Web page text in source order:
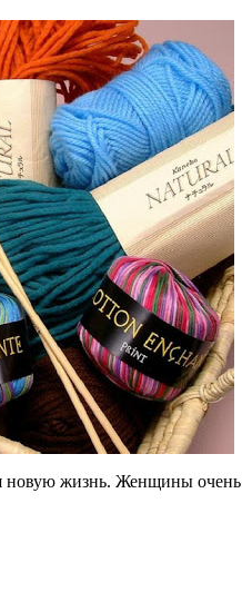
жизнь. Женщины